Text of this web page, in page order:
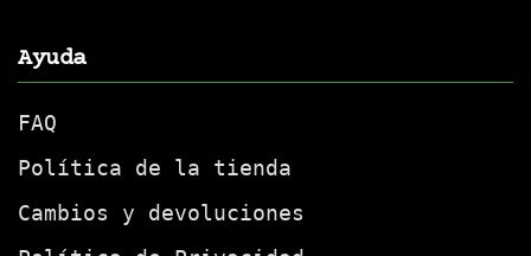
Ayuda
FAQ
Política de la tienda
Cambios y devoluciones